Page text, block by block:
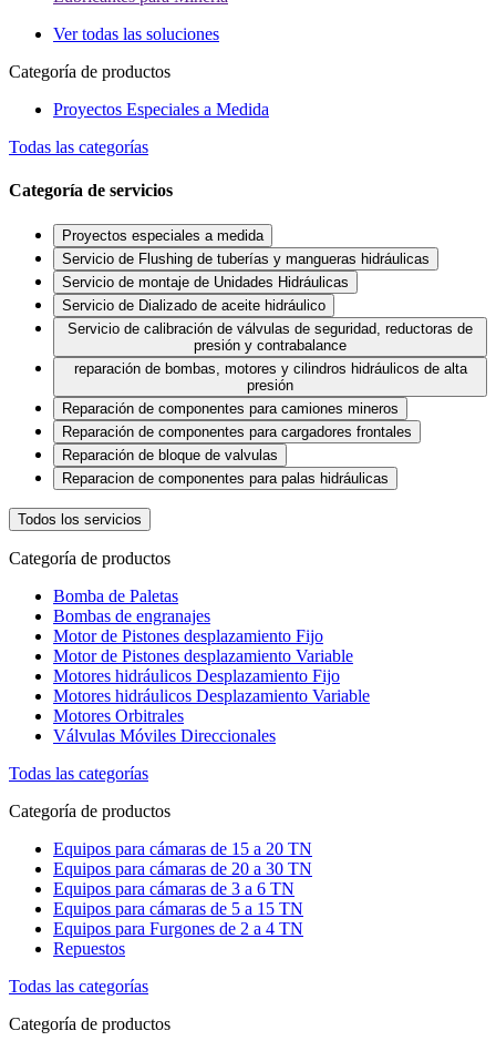
Ver todas las soluciones
Categoría de productos
Proyectos Especiales a Medida
Todas las categorías
Categoría de servicios
Proyectos especiales a medida
Servicio de Flushing de tuberías y mangueras hidráulicas
Servicio de montaje de Unidades Hidráulicas
Servicio de Dializado de aceite hidráulico
Servicio de calibración de válvulas de seguridad, reductoras de
presión y contrabalance
reparación de bombas, motores y cilindros hidráulicos de alta
presión
Reparación de componentes para camiones mineros
Reparación de componentes para cargadores frontales
Reparación de bloque de valvulas
Reparacion de componentes para palas hidráulicas
Todos los servicios
Categoría de productos
Bomba de Paletas
Bombas de engranajes
Motor de Pistones desplazamiento Fijo
Motor de Pistones desplazamiento Variable
Motores hidráulicos Desplazamiento Fijo
Motores hidráulicos Desplazamiento Variable
Motores Orbitrales
Válvulas Móviles Direccionales
Todas las categorías
Categoría de productos
Equipos para cámaras de 15 a 20 TN
Equipos para cámaras de 20 a 30 TN
Equipos para cámaras de 3 a 6 TN
Equipos para cámaras de 5 a 15 TN
Equipos para Furgones de 2 a 4 TN
Repuestos
Todas las categorías
Categoría de productos